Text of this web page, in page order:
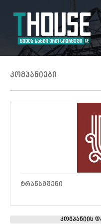
კომპანიები
ᲢᲠᲐᲜᲡᲛᲨᲔᲜᲘ
კომპანიის